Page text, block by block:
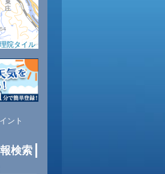
院タイル
ント
検索